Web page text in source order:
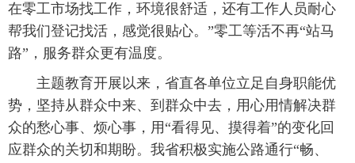
在零工市场找工作，环境很舒适，还有工作人员耐心
帮我们登记找活，感觉很贴心。”零工等活不再“站马
路”，服务群众更有温度。
主题教育开展以来，省直各单位立足自身职能优
势，坚持从群众中来、到群众中去，用心用情解决群
众的愁心事、烦心事，用“看得见、摸得着”的变化回
应群众的关切和期盼。我省积极实施公路通行“畅、